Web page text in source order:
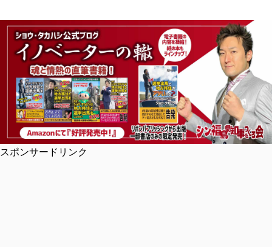
スポンサードリンク